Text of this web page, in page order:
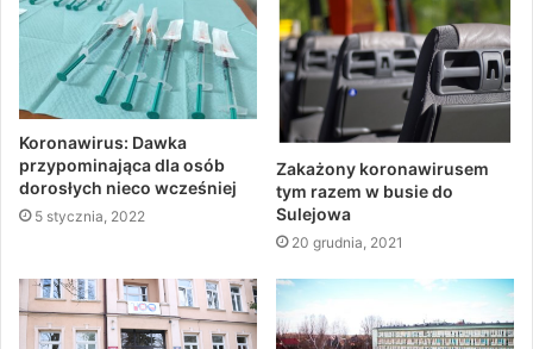
Koronawirus: Dawka
przypominająca dla osób
dorosłych nieco wcześniej
5 stycznia, 2022
Zakażony koronawirusem
tym razem w busie do
Sulejowa
20 grudnia, 2021